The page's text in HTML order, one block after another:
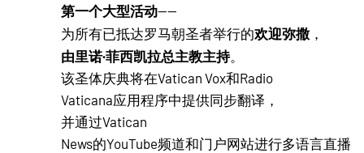
第一个大型活动——
为所有已抵达罗马朝圣者举行的欢迎弥撒，
由里诺·菲西凯拉总主教主持。
该圣体庆典将在Vatican Vox和Radio
Vaticana应用程序中提供同步翻译，
并通过Vatican
News的YouTube频道和门户网站进行多语言直播